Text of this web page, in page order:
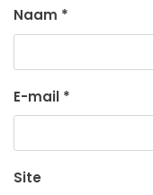
Naam *
E-mail *
Site